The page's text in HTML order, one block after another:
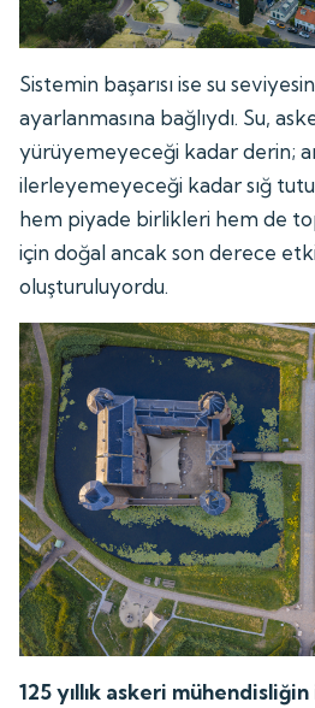
Sistemin başarısı ise su
ayarlanmasına bağlıydı. Su,
yürüyemeyeceği kadar derin;
ilerleyemeyeceği kadar sığ
hem piyade birlikleri hem de
için doğal ancak son derece
oluşturuluyordu.
125 yıllık askeri